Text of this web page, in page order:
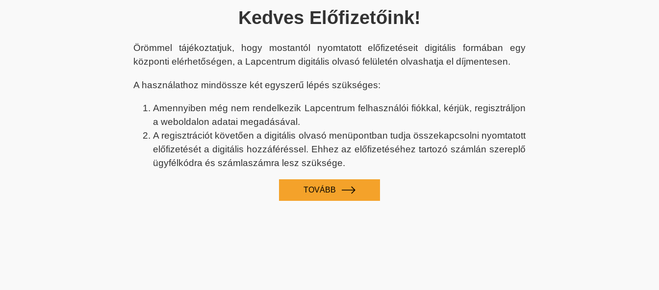
Kedves Előfizetőink!
Örömmel tájékoztatjuk, hogy mostantól nyomtatott előfizetéseit digitális formában egy
központi elérhetőségen, a Lapcentrum digitális olvasó felületén olvashatja el díjmentesen.
A használathoz mindössze két egyszerű lépés szükséges:
Amennyiben még nem rendelkezik Lapcentrum felhasználói fiókkal, kérjük, regisztráljon
a weboldalon adatai megadásával.
A regisztrációt követően a digitális olvasó menüpontban tudja összekapcsolni nyomtatott
előfizetését a digitális hozzáféréssel. Ehhez az előfizetéséhez tartozó számlán szereplő
ügyfélkódra és számlaszámra lesz szüksége.
TOVÁBB